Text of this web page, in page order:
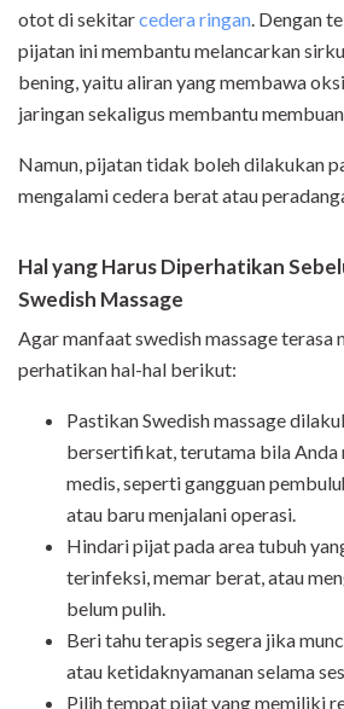
otot di sekitarcedera ringan . Dengan
pijatan ini membantu melancarkan
bening, yaitu aliran yang membawa
jaringan sekaligus membantu
Namun, pijatan tidak boleh dilakukan
mengalami cedera berat atau
Hal yang Harus Diperhatikan
Swedish Massage
Agar manfaat swedish massage terasa
perhatikan hal-hal berikut:
Pastikan Swedish massage
bersertifikat, terutama bila
medis, seperti gangguan
atau baru menjalani operasi.
Hindari pijat pada area tubuh
terinfeksi, memar berat, atau
belum pulih.
Beri tahu terapis segera jika
atau ketidaknyamanan selama
Pilih tempat pijat yang memiliki